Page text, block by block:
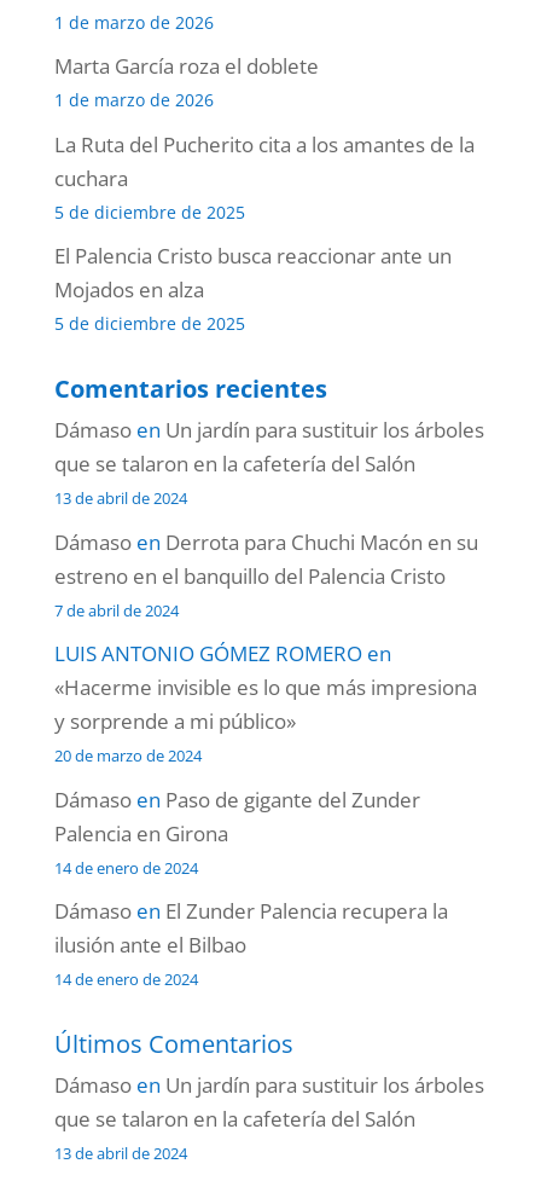
1 de marzo de 2026
Marta García roza el doblete
1 de marzo de 2026
La Ruta del Pucherito cita a los amantes de la
cuchara
5 de diciembre de 2025
El Palencia Cristo busca reaccionar ante un
Mojados en alza
5 de diciembre de 2025
Comentarios recientes
Dámasoen Un jardín para sustituir los árboles
que se talaron en la cafetería del Salón
13 de abril de 2024
Dámasoen Derrota para Chuchi Macón en su
estreno en el banquillo del Palencia Cristo
7 de abril de 2024
LUIS ANTONIO GÓMEZ ROMEROen
«Hacerme invisible es lo que más impresiona
y sorprende a mi público»
20 de marzo de 2024
Dámasoen Paso de gigante del Zunder
Palencia en Girona
14 de enero de 2024
Dámasoen El Zunder Palencia recupera la
ilusión ante el Bilbao
14 de enero de 2024
Últimos Comentarios
Dámasoen Un jardín para sustituir los árboles
que se talaron en la cafetería del Salón
13 de abril de 2024